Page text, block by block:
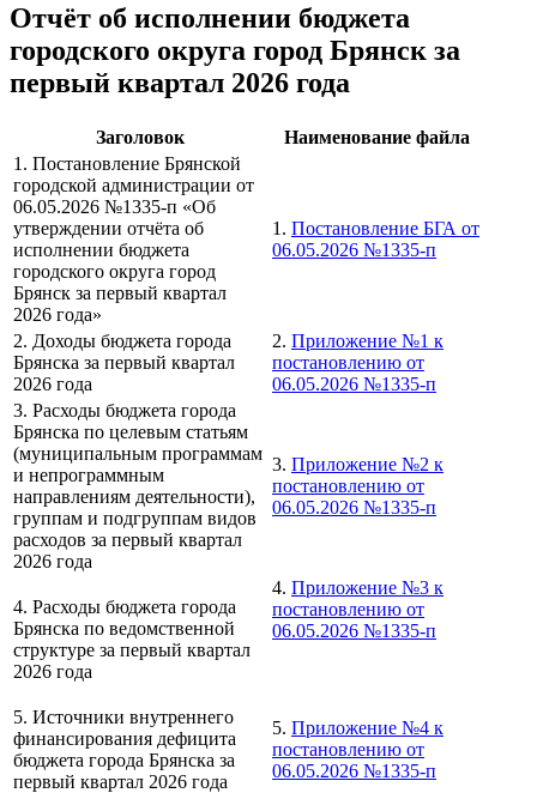
Отчёт об исполнении бюджета
городского округа город Брянск за
первый квартал 2026 года
Заголовок
Наименование файла
1. Постановление Брянской
городской администрации от
06.05.2026 №1335-п «Об
утверждении отчёта об
исполнении бюджета
городского округа город
Брянск за первый квартал
2026 года»
1. Постановление БГА от
06.05.2026 №1335-п
2. Доходы бюджета города
Брянска за первый квартал
2026 года
2. Приложение №1 к
постановлению от
06.05.2026 №1335-п
3. Расходы бюджета города
Брянска по целевым статьям
(муниципальным программам
и непрограммным
направлениям деятельности),
группам и подгруппам видов
расходов за первый квартал
2026 года
3. Приложение №2 к
постановлению от
06.05.2026 №1335-п
4. Расходы бюджета города
Брянска по ведомственной
структуре за первый квартал
2026 года
4. Приложение №3 к
постановлению от
06.05.2026 №1335-п
5. Источники внутреннего
финансирования дефицита
бюджета города Брянска за
первый квартал 2026 года
5. Приложение №4 к
постановлению от
06.05.2026 №1335-п